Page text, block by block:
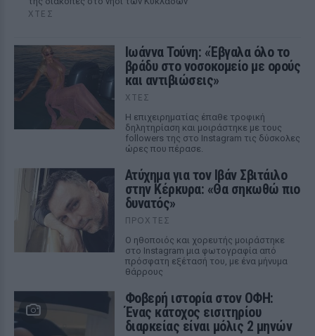
ΧΤΕΣ
Ιωάννα Τούνη: «Έβγαλα όλο το
βράδυ στο νοσοκομείο με ορούς
και αντιβιώσεις»
ΧΤΕΣ
Η επιχειρηματίας έπαθε τροφική
δηλητηρίαση και μοιράστηκε με τους
followers της στο Instagram τις δύσκολες
ώρες που πέρασε.
Ατύχημα για τον Ιβάν Σβιτάιλο
στην Κέρκυρα: «Θα σηκωθώ πιο
δυνατός»
ΠΡΟΧΤΈΣ
Ο ηθοποιός και χορευτής μοιράστηκε
στο Instagram μια φωτογραφία από
πρόσφατη εξέτασή του, με ένα μήνυμα
θάρρους
Φοβερή ιστορία στον ΟΦΗ:
Ένας κάτοχος εισιτηρίου
διαρκείας είναι μόλις 2 μηνών